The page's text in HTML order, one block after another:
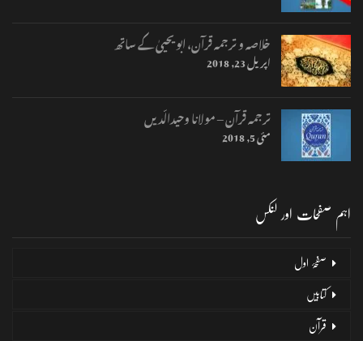
خلاصہ و ترجمہ قرآن، ابو یحییٰ کے ساتھ
اپریل 23, 2018
ترجمہ قرآن – مولانا وحیدالّدیں
مئی 5, 2018
اہم صفحات اور لنکس
صفحۂ اول
کتابیں
قرآن